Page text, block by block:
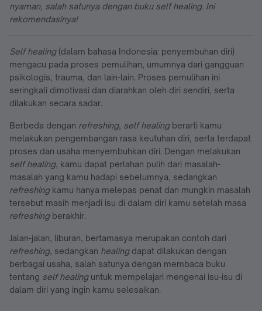
nyaman, salah satunya dengan buku self healing. Ini
rekomendasinya!
Self healing (dalam bahasa Indonesia: penyembuhan diri)
mengacu pada proses pemulihan, umumnya dari gangguan
psikologis, trauma, dan lain-lain. Proses pemulihan ini
seringkali dimotivasi dan diarahkan oleh diri sendiri, serta
dilakukan secara sadar.
Berbeda dengan refreshing, self healing berarti kamu
melakukan pengembangan rasa keutuhan diri, serta terdapat
proses dan usaha menyembuhkan diri. Dengan melakukan
self healing, kamu dapat perlahan pulih dari masalah-
masalah yang kamu hadapi sebelumnya, sedangkan
refreshingkamu hanya melepas penat dan mungkin masalah
tersebut masih menjadi isu di dalam diri kamu setelah masa
refreshing berakhir.
Jalan-jalan, liburan, bertamasya merupakan contoh dari
refreshing, sedangkan healing dapat dilakukan dengan
berbagai usaha, salah satunya dengan membaca buku
tentang self healing untuk mempelajari mengenai isu-isu di
dalam diri yang ingin kamu selesaikan.